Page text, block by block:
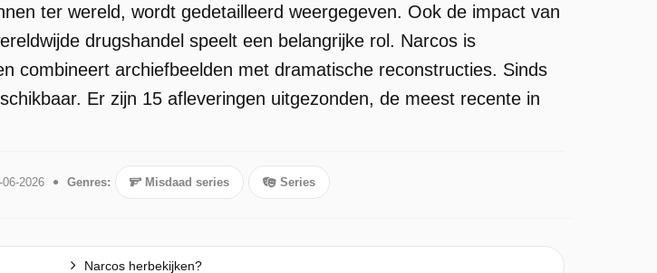
ter wereld, wordt gedetailleerd weergegeven. Ook de impact van
drugshandel speelt een belangrijke rol. Narcos is
combineert archiefbeelden met dramatische reconstructies. Sinds
Er zijn 15 afleveringen uitgezonden, de meest recente in
06-2026 Genres: Misdaad series Series
Narcos herbekijken?